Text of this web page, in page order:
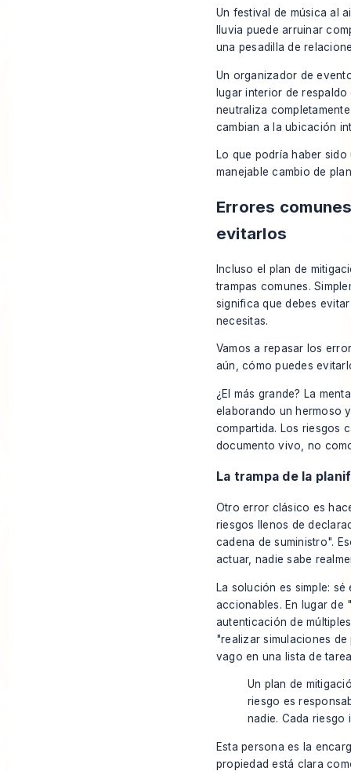
Un festival de música al
lluvia puede arruinar
una pesadilla de
Un organizador de
lugar interior de
neutraliza
cambian a la ubicación
Lo que podría haber
manejable cambio de
Errores
evitarlos
Incluso el plan de
trampas comunes.
significa que debes
necesitas.
Vamos a repasar los
aún, cómo puedes
¿El más grande? La
elaborando un hermoso
compartida. Los riesgos
documento vivo, no
La trampa de la
Otro error clásico es
riesgos llenos de
cadena de suministro".
actuar, nadie sabe
La solución es simple:
accionables. En lugar de
autenticación de
"realizar simulaciones
vago en una lista de
Un plan de
riesgo es
nadie. Cada riesgo
Esta persona es la
propiedad está clara